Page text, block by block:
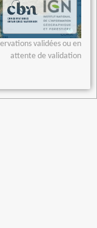
validées ou en
attente de validation